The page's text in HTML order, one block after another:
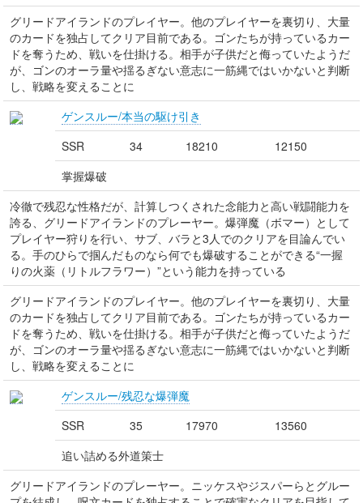
グリードアイランドのプレイヤー。他のプレイヤーを裏切り、大量
のカードを独占してクリア目前である。ゴンたちが持っているカー
ドを奪うため、戦いを仕掛ける。相手が子供だと侮っていたようだ
が、ゴンのオーラ量や揺るぎない意志に一筋縄ではいかないと判断
し、戦略を変えることに
ゲンスルー/本当の駆け引き
SSR
34 18210
12150
掌握爆破
冷徹で残忍な性格だが、計算しつくされた念能力と高い戦闘能力を
誇る、グリードアイランドのプレーヤー。爆弾魔（ボマー）として
プレイヤー狩りを行い、サブ、バラと3人でのクリアを目論んでい
る。手のひらで掴んだものなら何でも爆破することができる“一握
りの火薬（リトルフラワー）”という能力を持っている
グリードアイランドのプレイヤー。他のプレイヤーを裏切り、大量
のカードを独占してクリア目前である。ゴンたちが持っているカー
ドを奪うため、戦いを仕掛ける。相手が子供だと侮っていたようだ
が、ゴンのオーラ量や揺るぎない意志に一筋縄ではいかないと判断
し、戦略を変えることに
ゲンスルー/残忍な爆弾魔
SSR
35 17970
13560
追い詰める外道策士
グリードアイランドのプレーヤー。ニッケスやジスパーらとグルー